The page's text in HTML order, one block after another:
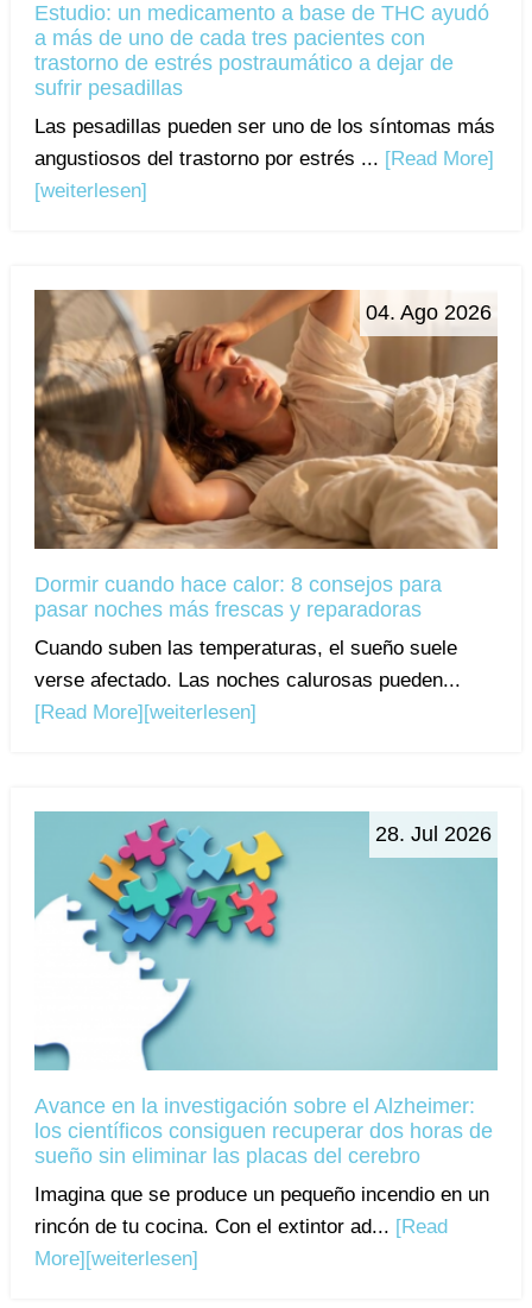
Estudio: un medicamento a base de THC ayudó
a más de uno de cada tres pacientes con
trastorno de estrés postraumático a dejar de
sufrir pesadillas
Las pesadillas pueden ser uno de los síntomas más
angustiosos del trastorno por estrés ... [Read More]
[weiterlesen]
04. Ago 2026
Dormir cuando hace calor: 8 consejos para
pasar noches más frescas y reparadoras
Cuando suben las temperaturas, el sueño suele
verse afectado. Las noches calurosas pueden...
[Read More] [weiterlesen]
28. Jul 2026
Avance en la investigación sobre el Alzheimer:
los científicos consiguen recuperar dos horas de
sueño sin eliminar las placas del cerebro
Imagina que se produce un pequeño incendio en un
rincón de tu cocina. Con el extintor ad... [Read
More][weiterlesen]